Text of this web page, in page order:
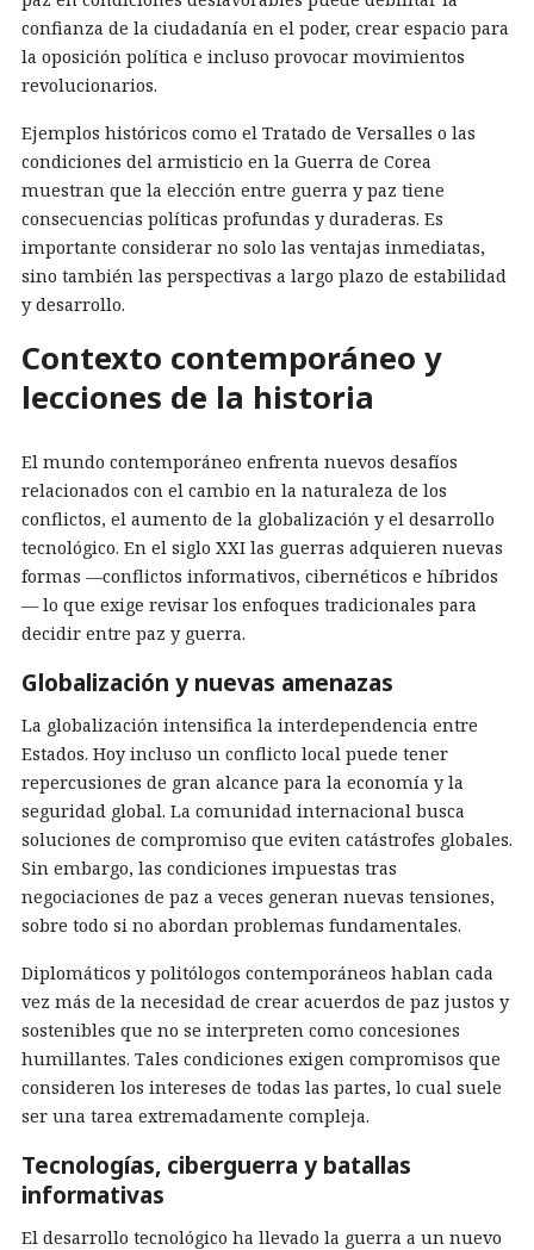
confianza de la ciudadanía en el poder, crear espacio para
la oposición política e incluso provocar movimientos
revolucionarios.
Ejemplos históricos como el Tratado de Versalles o las
condiciones del armisticio en la Guerra de Corea
muestran que la elección entre guerra y paz tiene
consecuencias políticas profundas y duraderas. Es
importante considerar no solo las ventajas inmediatas,
sino también las perspectivas a largo plazo de estabilidad
y desarrollo.
Contexto contemporáneo y
lecciones de la historia
El mundo contemporáneo enfrenta nuevos desafíos
relacionados con el cambio en la naturaleza de los
conflictos, el aumento de la globalización y el desarrollo
tecnológico. En el siglo XXI las guerras adquieren nuevas
formas —conflictos informativos, cibernéticos e híbridos
— lo que exige revisar los enfoques tradicionales para
decidir entre paz y guerra.
Globalización y nuevas amenazas
La globalización intensifica la interdependencia entre
Estados. Hoy incluso un conflicto local puede tener
repercusiones de gran alcance para la economía y la
seguridad global. La comunidad internacional busca
soluciones de compromiso que eviten catástrofes globales.
Sin embargo, las condiciones impuestas tras
negociaciones de paz a veces generan nuevas tensiones,
sobre todo si no abordan problemas fundamentales.
Diplomáticos y politólogos contemporáneos hablan cada
vez más de la necesidad de crear acuerdos de paz justos y
sostenibles que no se interpreten como concesiones
humillantes. Tales condiciones exigen compromisos que
consideren los intereses de todas las partes, lo cual suele
ser una tarea extremadamente compleja.
Tecnologías, ciberguerra y batallas
informativas
El desarrollo tecnológico ha llevado la guerra a un nuevo